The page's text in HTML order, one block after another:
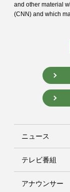
and other material
(CNN) and which
ニュース
テレビ番組
アナウンサー